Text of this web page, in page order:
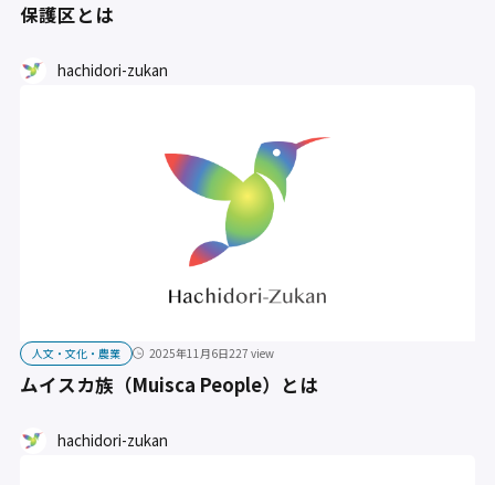
保護区とは
hachidori-zukan
人文・文化・農業 2025年11月6日227 view
ムイスカ族（Muisca People）とは
hachidori-zukan